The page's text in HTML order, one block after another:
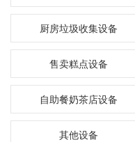
厨房垃圾收集设备
售卖糕点设备
自助餐奶茶店设备
其他设备